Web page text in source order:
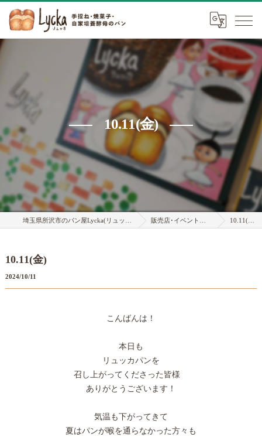
10.11(金)
販売店･イベント情報 10.11(金)
10.11(金)
2024/10/11
こんばんは！
本日も
リュッカパンを
召し上がってくださった皆様
ありがとうございます！
気温も下がってきて
夏はパンが喉を通らなかった方々も